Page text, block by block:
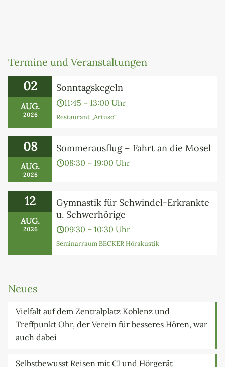
Termine und Veranstaltungen
02
AUG.
2026
Sonntagskegeln
11:45 – 13:00 Uhr
Restaurant „Artuso“
08
AUG.
2026
Sommerausflug – Fahrt an die Mosel
08:30 – 19:00 Uhr
12
AUG.
2026
Gymnastik für Schwindel-Erkrankte
u. Schwerhörige
09:30 – 10:30 Uhr
Seminarraum BECKER Hörakustik
Neues
Vielfalt auf dem Zentralplatz Koblenz und
Treffpunkt Ohr, der Verein für besseres Hören, war
auch dabei
Selbstbewusst Reisen mit CI und Hörgerät